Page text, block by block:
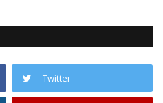
Twitter